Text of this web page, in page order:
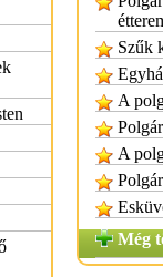
Szűk
A
A
Még